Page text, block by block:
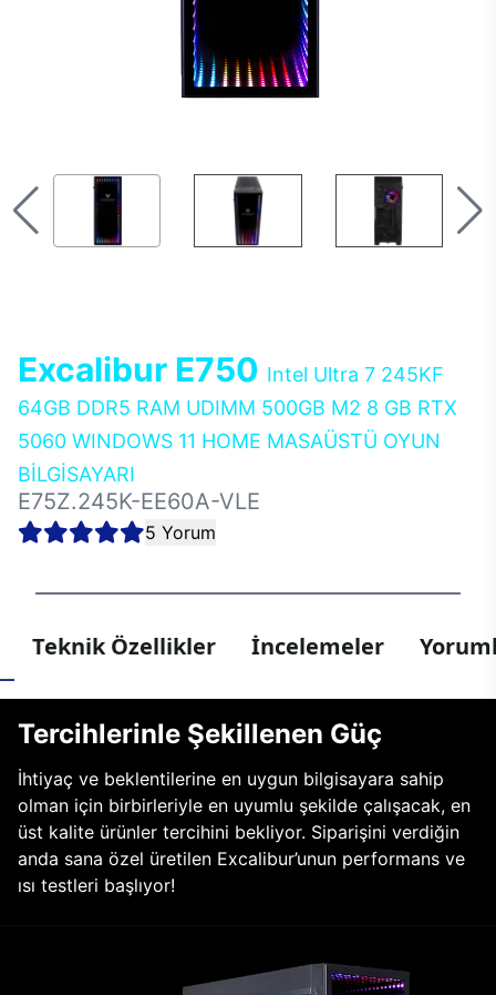
Excalibur E750 Intel Ultra 7 245KF
64GB DDR5 RAM UDIMM 500GB M2 8 GB RTX
5060 WINDOWS 11 HOME MASAÜSTÜ OYUN
BİLGİSAYARI
E75Z.245K-EE60A-VLE
5 Yorum
Teknik Özellikler İncelemeler
Tercihlerinle Şekillenen Güç
İhtiyaç ve beklentilerine en uygun bilgisayara sahip
olman için birbirleriyle en uyumlu şekilde çalışacak, en
üst kalite ürünler tercihini bekliyor. Siparişini verdiğin
anda sana özel üretilen Excalibur’unun performans ve
ısı testleri başlıyor!